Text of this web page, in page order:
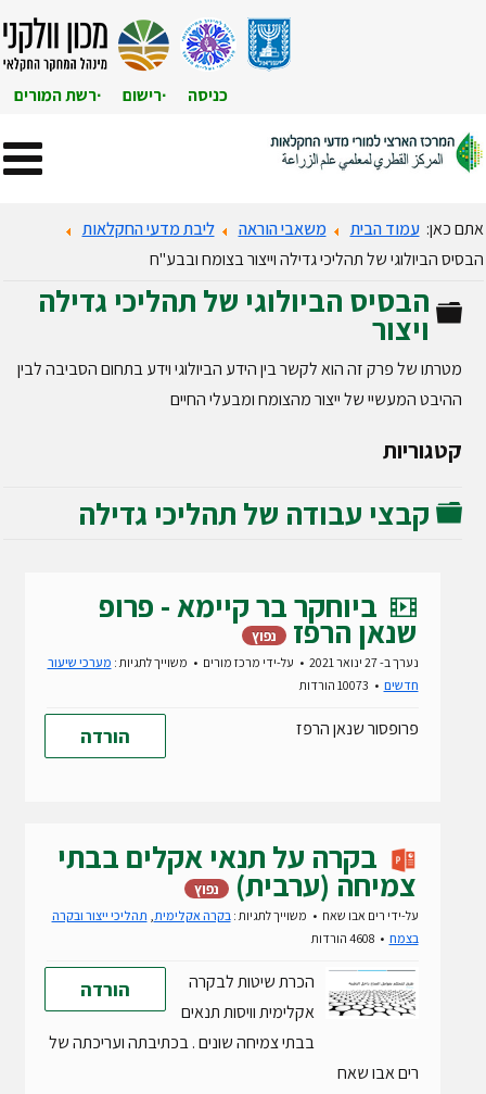
כניסה רישום רשת המורים
אתם כאן: עמוד הבית משאבי הוראה
ליבת מדעי החקלאות
הבסיס הביולוגי של תהליכי גדילה וייצור בצומח ובבע"ח
תיקייה
הבסיס הביולוגי של תהליכי גדילה
ויצור
מטרתו של פרק זה הוא לקשר בין הידע הביולוגי וידע בתחום הסביבה לבין
ההיבט המעשיי של ייצור מהצומח ומבעלי החיים
קטגוריות
תיקייה
קבצי עבודה של תהליכי גדילה
v
i
d
e
o
ביוחקר בר קיימא - פרופ
שנאן הרפז נפוץ
נערך ב- 27 ינואר 2021 על-ידי מרכז מורים משוייך לתגיות : מערכי שיעור
חדשים
הורדה פרופסור שנאן הרפז
בקרה על תנאי אקלים בבתי
צמיחה (ערבית) נפוץ
על-ידי רים אבו שאח משוייך לתגיות : בקרה אקלימית, תהליכי ייצור ובקרה
בצמח
הורדה
הכרת שיטות לבקרה
אקלימית וויסות תנאים
בבתי צמיחה שונים . בכתיבתה ועריכתה של
רים אבו שאח